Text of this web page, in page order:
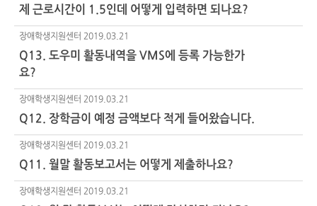
제 근로시간이 1.5인데 어떻게 입력하면 되나요?
장애학생지원센터 2019.03.21
Q13. 도우미 활동내역을 VMS에 등록 가능한가
요?
장애학생지원센터 2019.03.21
Q12. 장학금이 예정 금액보다 적게 들어왔습니다.
장애학생지원센터 2019.03.21
Q11. 월말 활동보고서는 어떻게 제출하나요?
장애학생지원센터 2019.03.21